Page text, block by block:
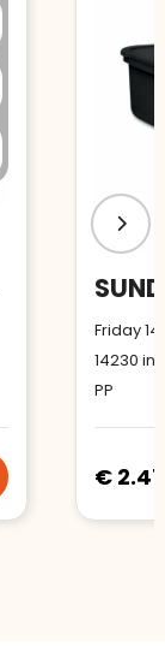
Friday
14230 in
PP
€ 2.47